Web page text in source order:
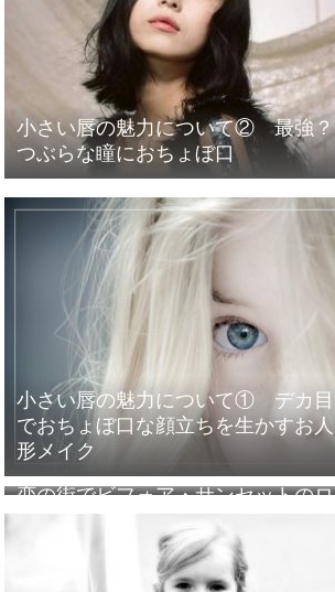
小さい唇の魅力について② 最強？
つぶらな瞳におちょぼ口
小さい唇の魅力について① デカ目
でおちょぼ口な顔立ちを生かすお人
形メイク
恋の街でビフォア・サンセットのロ
ケ地をめぐる